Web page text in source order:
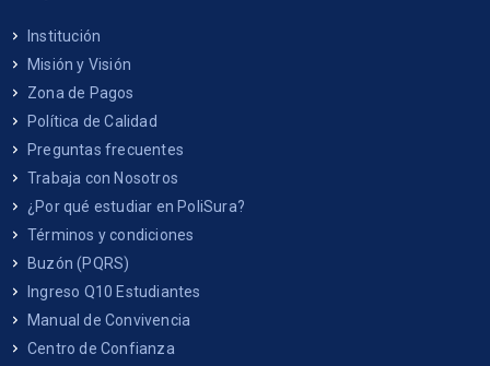
Institución
Misión y Visión
Zona de Pagos
Política de Calidad
Preguntas frecuentes
Trabaja con Nosotros
¿Por qué estudiar en PoliSura?
Términos y condiciones
Buzón (PQRS)
Ingreso Q10 Estudiantes
Manual de Convivencia
Centro de Confianza